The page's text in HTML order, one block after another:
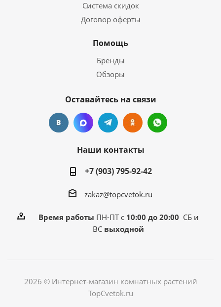
Система скидок
Договор оферты
Помощь
Бренды
Обзоры
Оставайтесь на связи
Наши контакты
+7 (903) 795-92-42
zakaz@topcvetok.ru
Время работы ПН-ПТ с 10:00 до 20:00 СБ и
ВС выходной
2026 © Интернет-магазин комнатных растений
TopCvetok.ru